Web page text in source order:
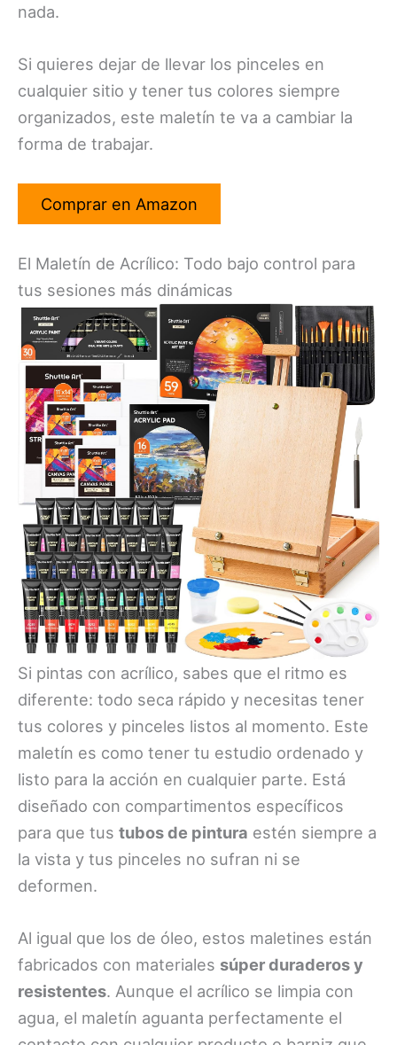
nada.
Si quieres dejar de llevar los pinceles en
cualquier sitio y tener tus colores siempre
organizados, este maletín te va a cambiar la
forma de trabajar.
Comprar en Amazon
El Maletín de Acrílico: Todo bajo control para
tus sesiones más dinámicas
Si pintas con acrílico, sabes que el ritmo es
diferente: todo seca rápido y necesitas tener
tus colores y pinceles listos al momento. Este
maletín es como tener tu estudio ordenado y
listo para la acción en cualquier parte. Está
diseñado con compartimentos específicos
para que tus tubos de pintura estén siempre a
la vista y tus pinceles no sufran ni se
deformen.
Al igual que los de óleo, estos maletines están
fabricados con materiales súper duraderos y
resistentes. Aunque el acrílico se limpia con
agua, el maletín aguanta perfectamente el